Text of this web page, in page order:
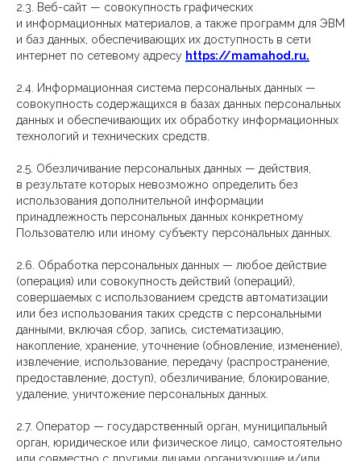
2.3. Веб-сайт — совокупность графических
и информационных материалов, а также программ для ЭВМ
и баз данных, обеспечивающих их доступность в сети
интернет по сетевому адресу https://mamahod.ru.
2.4. Информационная система персональных данных —
совокупность содержащихся в базах данных персональных
данных и обеспечивающих их обработку информационных
технологий и технических средств.
2.5. Обезличивание персональных данных — действия,
в результате которых невозможно определить без
использования дополнительной информации
принадлежность персональных данных конкретному
Пользователю или иному субъекту персональных данных.
2.6. Обработка персональных данных — любое действие
(операция) или совокупность действий (операций),
совершаемых с использованием средств автоматизации
или без использования таких средств с персональными
данными, включая сбор, запись, систематизацию,
накопление, хранение, уточнение (обновление, изменение),
извлечение, использование, передачу (распространение,
предоставление, доступ), обезличивание, блокирование,
удаление, уничтожение персональных данных.
2.7. Оператор — государственный орган, муниципальный
орган, юридическое или физическое лицо, самостоятельно